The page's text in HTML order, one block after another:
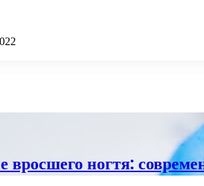
вросшего ногтя: